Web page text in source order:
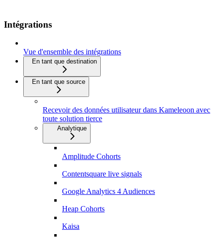
Intégrations
Vue d'ensemble des intégrations
En tant que destination
En tant que source
Recevoir des données utilisateur dans Kameleoon avec
toute solution tierce
Analytique
Amplitude Cohorts
Contentsquare live signals
Google Analytics 4 Audiences
Heap Cohorts
Kaisa